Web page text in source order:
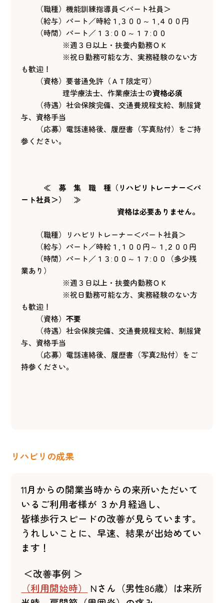
（職種）機能訓練指導員＜パート社員＞
（給与）パート／時給１,３００～１,４００円
（時間）パート／１３:００～１７:００
※週３日以上・扶養内勤務ＯＫ
※祝日勤務可能な方、実務経験のない方
も歓迎！
（資格）要普通免許（ＡＴ限定可）
理学療法士、作業療法士の資格必須
（待遇）社会保険完備、交通費規程支給、制服貸
与、資格手当
（応募）電話連絡後、履歴書（写真貼付）をご持
参ください。
≪ 募 集 職 種（リハビリトレーナー＜パ
ート社員＞） ≫
資格は必要ありません。
（職種）リハビリトレーナー＜パート社員＞
（給与）パート／時給１,１００円～１,２００円
（時間）パート／１３:００～１７:００（多少残
業あり）
※週３日以上・扶養内勤務ＯＫ
※祝日勤務可能な方、実務経験のない方
も歓迎！
（資格）不要
（待遇）社会保険完備、交通費規程支給、制服貸
与、資格手当
（応募）電話連絡後、履歴書（写真2貼付）をご
持参ください。
リハビリの成果
11月からの開業当時からの来所いただいて
いるご利用者様が ３か月経過し、
皆様歩行スピードの改善が見らています。
うれしいことに、早速、結果が出始めてい
ます！
＜改善事例 ＞
（利用開始時）
Nさん（男性86歳）は来所